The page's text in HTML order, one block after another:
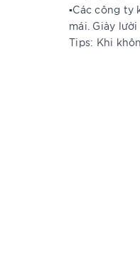
▪️Các công ty
mái. Giày
Tips: Khi